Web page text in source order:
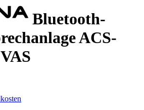
Bluetooth-
ACS-